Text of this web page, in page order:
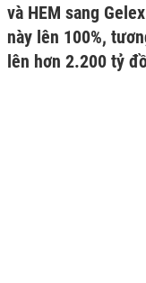
và HEM sang
này lên 100%,
lên hơn 2.200 tỷ